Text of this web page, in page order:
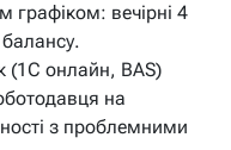
графіком: вечірні 4
(1С онлайн, BAS)
на
з проблемними